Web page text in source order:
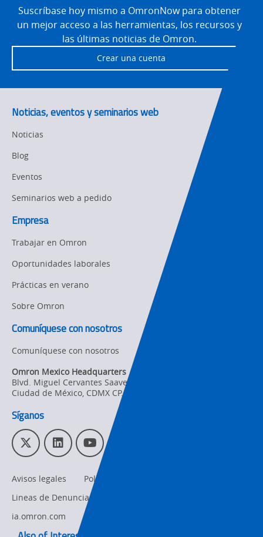
Traceability
Strategic Business
Updates
Other
Pricing
Chain/Demand
FooterSuscríbase hoy mismo a OmronNow para obtener
un mejor acceso a las herramientas, los recursos y
las últimas noticias de Omron.
Crear una cuenta
Noticias, eventos y seminarios web
Noticias
Blog
Eventos
Seminarios web a pedido
Empresa
Trabajar en Omron
Oportunidades laborales
Prácticas en verano
Sobre Omron
Comuníquese con nosotros
Comuníquese con nosotros
Omron Mexico Headquarters
Blvd. Miguel Cervantes Saavedra 169 piso 1, Col. Granada
Ciudad de México, CDMX CP. 11520
Síganos
T
w
t
t
r
L
i
k
e
I
n
Y
o
u
T
u
Avisos legales
Política de privacidad
Lineas de Denuncias
ia.omron.com